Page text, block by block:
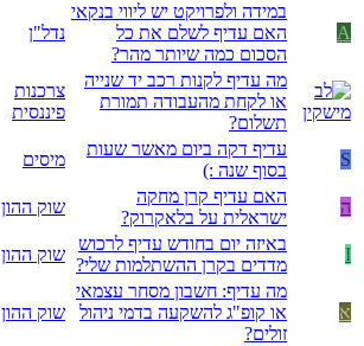
A
במידה ולפרויקט יש ליווי בנקאי
האם עדיף לשלם את כל
הסכום כמה שיותר מהר?
נדל"ן
מה עדיף לקנות רכב יד שנייה
או לקחת מהעבודה תמורת
תשלום?
צרכנות
פיננסית
S
עדיף דקה ביום מאשר שעות
בסוף שנה :)
מיסים
ה
האם עדיף קרן מחקה
ישראלית על בלאקרוק?
שוק ההון
I
באיזה יום בחודש עדיף לרכוש
מדדים בקרן ההשתלמות שלי?
שוק ההון
א
מה עדיף: חשבון מסחר עצמאי
או קופ"ג להשקעה בדמי ניהול
זולים?
שוק ההון